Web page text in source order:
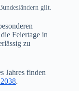
gilt.
Feiertage in
zu
Jahres finden
.